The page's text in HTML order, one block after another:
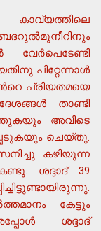
പിറ്റേന്നാള്‍
പ്രിയതമയെ
താണ്ടി
അവിടെ
ചെയ്തു.
കഴിയുന്ന
ശദ്ദാദ് 39
കേട്ടും
ശദ്ദാദ്